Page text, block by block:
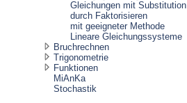
Gleichungen mit Substitution
durch Faktorisieren
mit geeigneter Methode
Lineare Gleichungssysteme
Bruchrechnen
Trigonometrie
Funktionen
MiAnKa
Stochastik